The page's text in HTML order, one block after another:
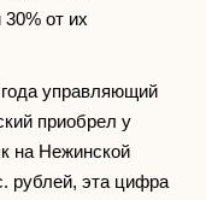
от их
управляющий
приобрел у
на Нежинской
рублей, эта цифра